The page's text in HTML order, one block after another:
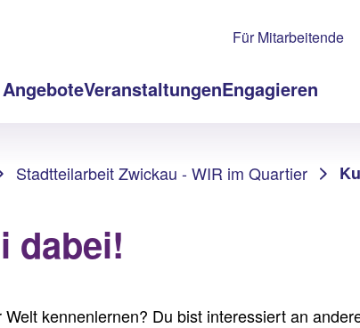
AngeboteVeranstaltungenEngagieren
Für Mitarbeitende
Stadtteilarbeit Zwickau - WIR im Quartier
dabei!
kennenlernen? Du bist interessiert an